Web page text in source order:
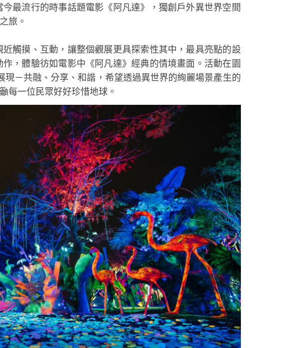
最流行的時事話題電影《阿凡達》，獨創戶外異世界空間
旅。
觸摸、互動，讓整個觀展更具探索性其中，最具亮點的設
，體驗彷如電影中《阿凡達》經典的情境畫面。活動在園
－共融、分享、和諧，希望透過異世界的絢麗場景產生的
每一位民眾好好珍惜地球。